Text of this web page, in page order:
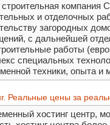
компания
и отделочных
загородных
с дальнейшей
работы
специальных
техники, опыта и
Реальные цены за
хостинг центр,